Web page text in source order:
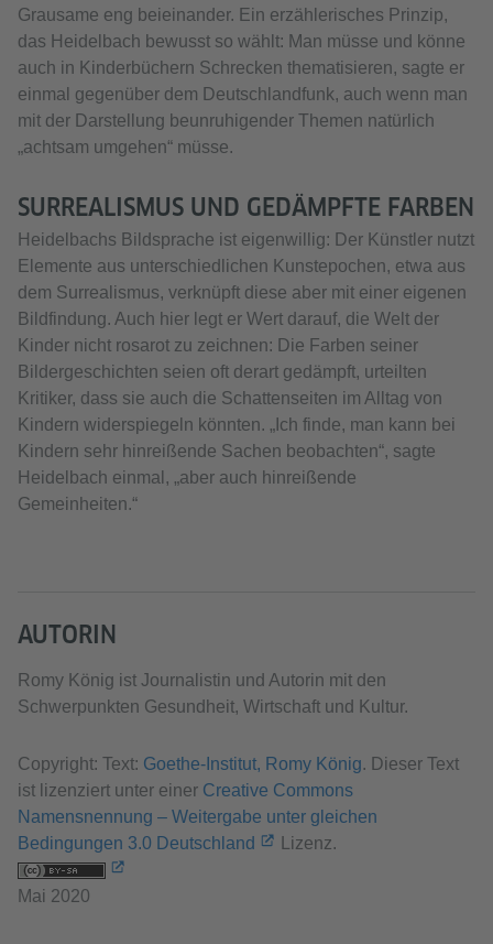
Grausame eng beieinander. Ein erzählerisches Prinzip,
das Heidelbach bewusst so wählt: Man müsse und könne
auch in Kinderbüchern Schrecken thematisieren, sagte er
einmal gegenüber dem Deutschlandfunk, auch wenn man
mit der Darstellung beunruhigender Themen natürlich
„achtsam umgehen“ müsse.
SURREALISMUS UND GEDÄMPFTE FARBEN
Heidelbachs Bildsprache ist eigenwillig: Der Künstler nutzt
Elemente aus unterschiedlichen Kunstepochen, etwa aus
dem Surrealismus, verknüpft diese aber mit einer eigenen
Bildfindung. Auch hier legt er Wert darauf, die Welt der
Kinder nicht rosarot zu zeichnen: Die Farben seiner
Bildergeschichten seien oft derart gedämpft, urteilten
Kritiker, dass sie auch die Schattenseiten im Alltag von
Kindern widerspiegeln könnten. „Ich finde, man kann bei
Kindern sehr hinreißende Sachen beobachten“, sagte
Heidelbach einmal, „aber auch hinreißende
Gemeinheiten.“
AUTORIN
Romy König ist Journalistin und Autorin mit den
Schwerpunkten Gesundheit, Wirtschaft und Kultur.
Copyright: Text: Goethe-Institut, Romy König. Dieser Text
ist lizenziert unter einer Creative Commons
Namensnennung – Weitergabe unter gleichen
Bedingungen 3.0 Deutschland
Lizenz.
Mai 2020